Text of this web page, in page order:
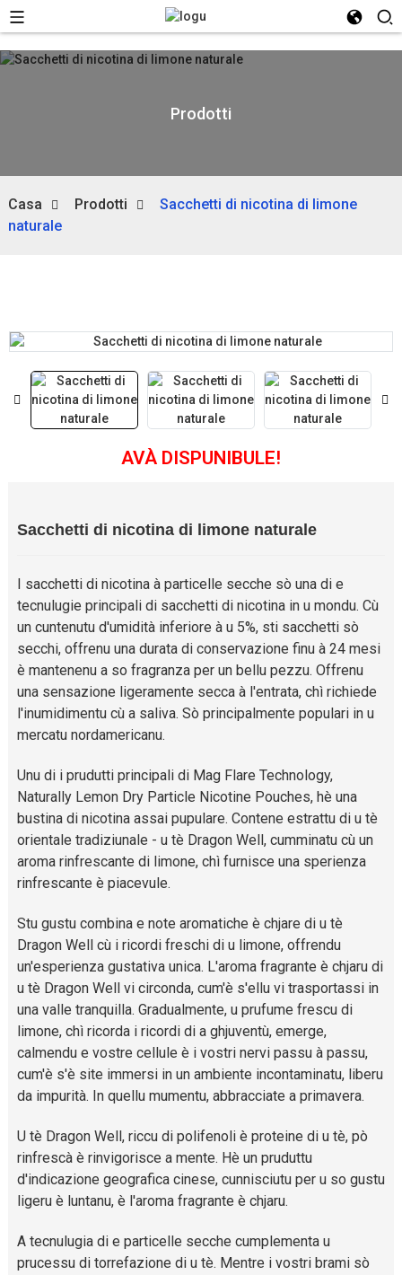
Prodotti
Casa Prodotti
Sacchetti di nicotina di limone
naturale
AVÀ DISPUNIBULE!
Sacchetti di nicotina di limone naturale
I sacchetti di nicotina à particelle secche sò una di e
tecnulugie principali di sacchetti di nicotina in u mondu. Cù
un cuntenutu d'umidità inferiore à u 5%, sti sacchetti sò
secchi, offrenu una durata di conservazione finu à 24 mesi
è mantenenu a so fragranza per un bellu pezzu. Offrenu
una sensazione ligeramente secca à l'entrata, chì richiede
l'inumidimentu cù a saliva. Sò principalmente populari in u
mercatu nordamericanu.
Unu di i prudutti principali di Mag Flare Technology,
Naturally Lemon Dry Particle Nicotine Pouches, hè una
bustina di nicotina assai pupulare. Contene estrattu di u tè
orientale tradiziunale - u tè Dragon Well, cumminatu cù un
aroma rinfrescante di limone, chì furnisce una sperienza
rinfrescante è piacevule.
Stu gustu combina e note aromatiche è chjare di u tè
Dragon Well cù i ricordi freschi di u limone, offrendu
un'esperienza gustativa unica. L'aroma fragrante è chjaru di
u tè Dragon Well vi circonda, cum'è s'ellu vi trasportassi in
una valle tranquilla. Gradualmente, u prufume frescu di
limone, chì ricorda i ricordi di a ghjuventù, emerge,
calmendu e vostre cellule è i vostri nervi passu à passu,
cum'è s'è site immersi in un ambiente incontaminatu, liberu
da impurità. In quellu mumentu, abbracciate a primavera.
U tè Dragon Well, riccu di polifenoli è proteine ​​di u tè, pò
rinfrescà è rinvigorisce a mente. Hè un pruduttu
d'indicazione geografica cinese, cunnisciutu per u so gustu
ligeru è luntanu, è l'aroma fragrante è chjaru.
A tecnulugia di e particelle secche cumplementa u
prucessu di torrefazione di u tè. Mentre i vostri brami sò